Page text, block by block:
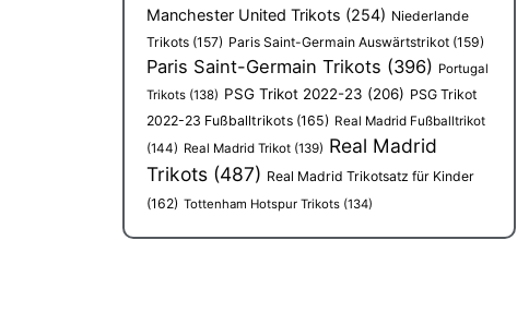
Manchester United Trikots (254) Niederlande
Trikots (157) Paris Saint-Germain Auswärtstrikot (159)
Paris Saint-Germain Trikots (396) Portugal
Trikots (138) PSG Trikot 2022-23 (206) PSG Trikot
2022-23 Fußballtrikots (165) Real Madrid Fußballtrikot
(144) Real Madrid Trikot (139) Real Madrid
Trikots (487) Real Madrid Trikotsatz für Kinder
(162) Tottenham Hotspur Trikots (134)